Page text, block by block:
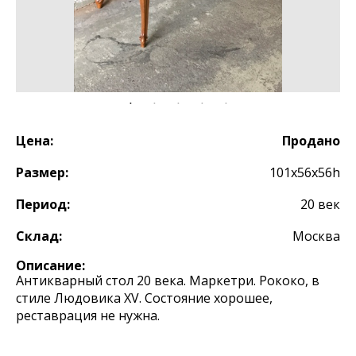
Цена:
Продано
Размер:
101х56х56h
Период:
20 век
Склад:
Москва
Описание:
Антикварный стол 20 века. Маркетри. Рококо, в
стиле Людовика XV. Состояние хорошее,
реставрация не нужна.